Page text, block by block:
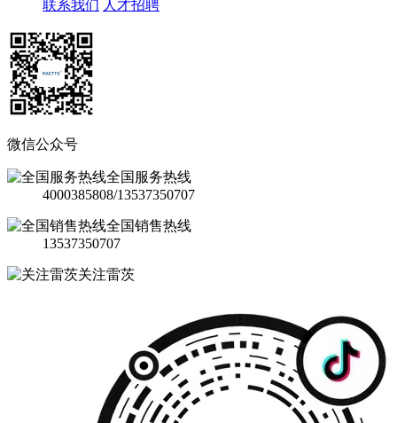
联系我们 人才招聘
微信公众号
全国服务热线
4000385808/13537350707
全国销售热线
13537350707
关注雷茨